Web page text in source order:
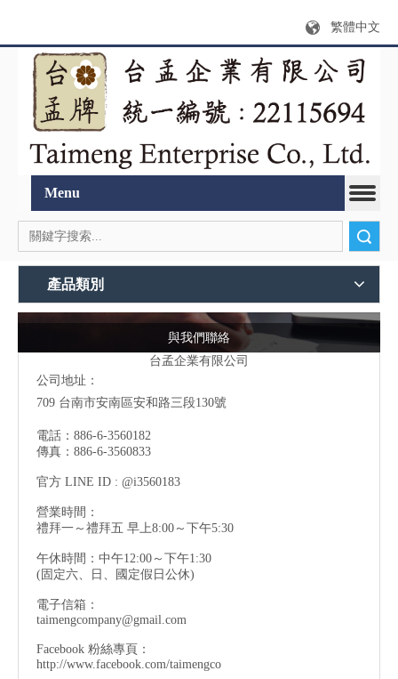
繁體中文
Menu
產品類別
與我們聯絡
台孟企業有限公司
公司地址：
709 台南市安南區安和路三段130號
電話：886-6-3560182
傳真：886-6-3560833
官方 LINE ID : @i3560183
營業時間：
禮拜一～禮拜五 早上8:00～下午5:30
午休時間：中午12:00～下午1:30
(固定六、日、國定假日公休)
電子信箱：
taimengcompany@gmail.com
Facebook 粉絲專頁：
http://www.facebook.com/taimengco